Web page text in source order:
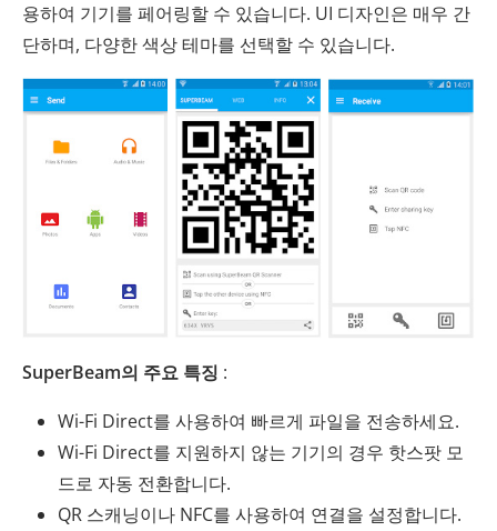
용하여 기기를 페어링할 수 있습니다. UI 디자인은 매우 간
단하며, 다양한 색상 테마를 선택할 수 있습니다.
SuperBeam의 주요 특징 :
Wi-Fi Direct를 사용하여 빠르게 파일을 전송하세요.
Wi-Fi Direct를 지원하지 않는 기기의 경우 핫스팟 모
드로 자동 전환합니다.
QR 스캐닝이나 NFC를 사용하여 연결을 설정합니다.